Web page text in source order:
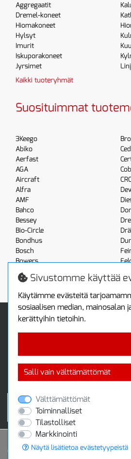
Aggregaatit
Dremel-koneet
Hiomakoneet
Hylsyt
Imurit
Iskuporakoneet
Jyrsimet
Kaikki tuoteryhmät
Suosituimmat
3Keego
Abiko
Aerfast
AGA
Aircraft
Alfra
AMF
Bahco
Bessey
Bio-Circle
Bondhus
Bosch
Bowers
Boxo
Brennenstuhl
Info
Yhteystiedot
Takuutietoa
© 2020 Protools Oy
Sivustomme käyttää
Käytämme evästeitä
sosiaalisen median,
kerättyihin tietoihin.
Salli vain välttämättömät
Välttämättömät
Toiminnalliset
Tilastolliset
Markkinointi
Näytä lisätietoa evästetyypeistä